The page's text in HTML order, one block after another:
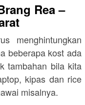
Rea –
menghintungkan
beberapa kost ada
tambahan bila kita
kipas dan rice
misalnya.